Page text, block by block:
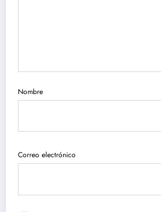
Nombre
Correo electrónico